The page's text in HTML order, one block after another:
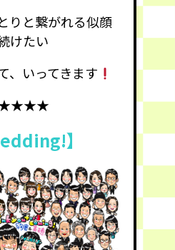
りと繋がれる似顔
けたい
、いってきます
】